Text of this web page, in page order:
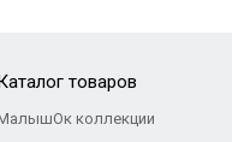
товаров
коллекции